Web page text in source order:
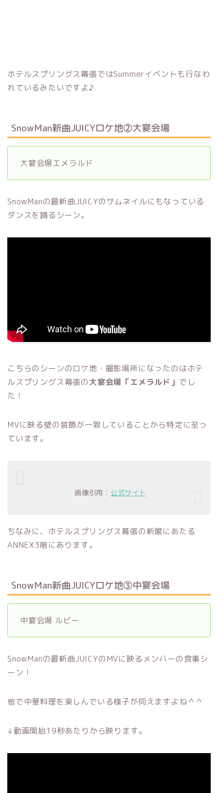
ホテルスプリングス幕張ではSummerイベントも行なわ
れているみたいですよ♪
SnowMan新曲JUICYロケ地②大宴会場
大宴会場エメラルド
SnowManの最新曲JUICYのサムネイルにもなっている
ダンスを踊るシーン。
こちらのシーンのロケ地・撮影場所になったのはホテ
ルスプリングス幕張の大宴会場「エメラルド」 でし
た！
MVに映る壁の装飾が一致していることから特定に至っ
ています。
画像引用： 公式サイト
ちなみに、ホテルスプリングス幕張の新館にあたる
ANNEX3階にあります。
SnowMan新曲JUICYロケ地③中宴会場
中宴会場 ルビー
SnowManの最新曲JUICYのMVに映るメンバーの食事シ
ーン！
皆で中華料理を楽しんでいる様子が伺えますよね＾＾
↓動画開始19秒あたりから映ります。